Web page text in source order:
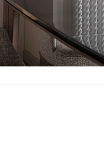
Зеркала
Зеркало
Зеркало Г